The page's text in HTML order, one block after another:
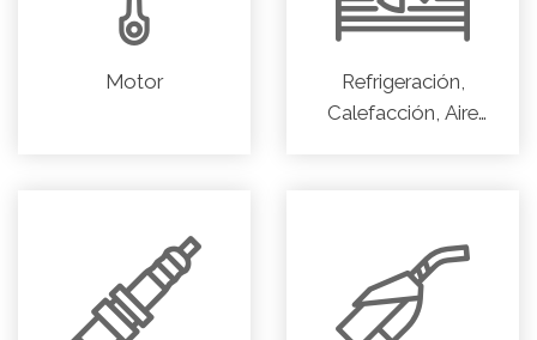
Motor
Refrigeración,
Calefacción, Aire